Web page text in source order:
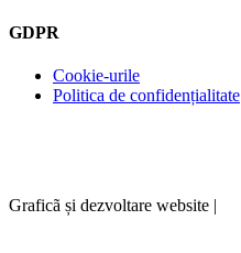
GDPR
Cookie-urile
Politica de confidențialitate
Graficã și dezvoltare website |